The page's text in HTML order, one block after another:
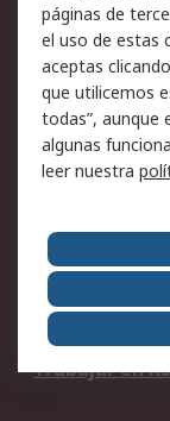
Legal
Aviso legal
Política
Acerca de RS
Acerca de RS
RS en el mundo
Trabajar en RS
páginas de
el uso de estas
aceptas
que utilicemos
todas”, aunque
algunas
leer nuestra